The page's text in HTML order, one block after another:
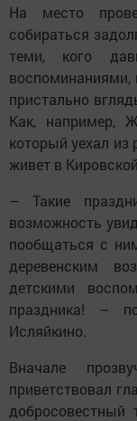
На место
собираться
теми, кого
воспоминаниями,
пристально
Как, например,
который уехал из
живет в
– Такие
возможность
пообщаться с
деревенским
детскими
праздника! –
Исляйкино.
Вначале
приветствовал
добросовестный